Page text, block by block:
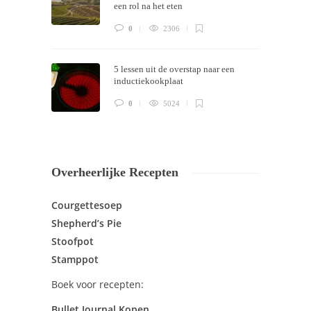
een rol na het eten
0 2306
5 lessen uit de overstap naar een
inductiekookplaat
0 5024
Overheerlijke Recepten
Courgettesoep
Shepherd’s Pie
Stoofpot
Stamppot
Boek voor recepten: